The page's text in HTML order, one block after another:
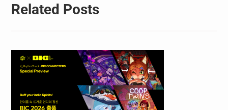
Related Posts